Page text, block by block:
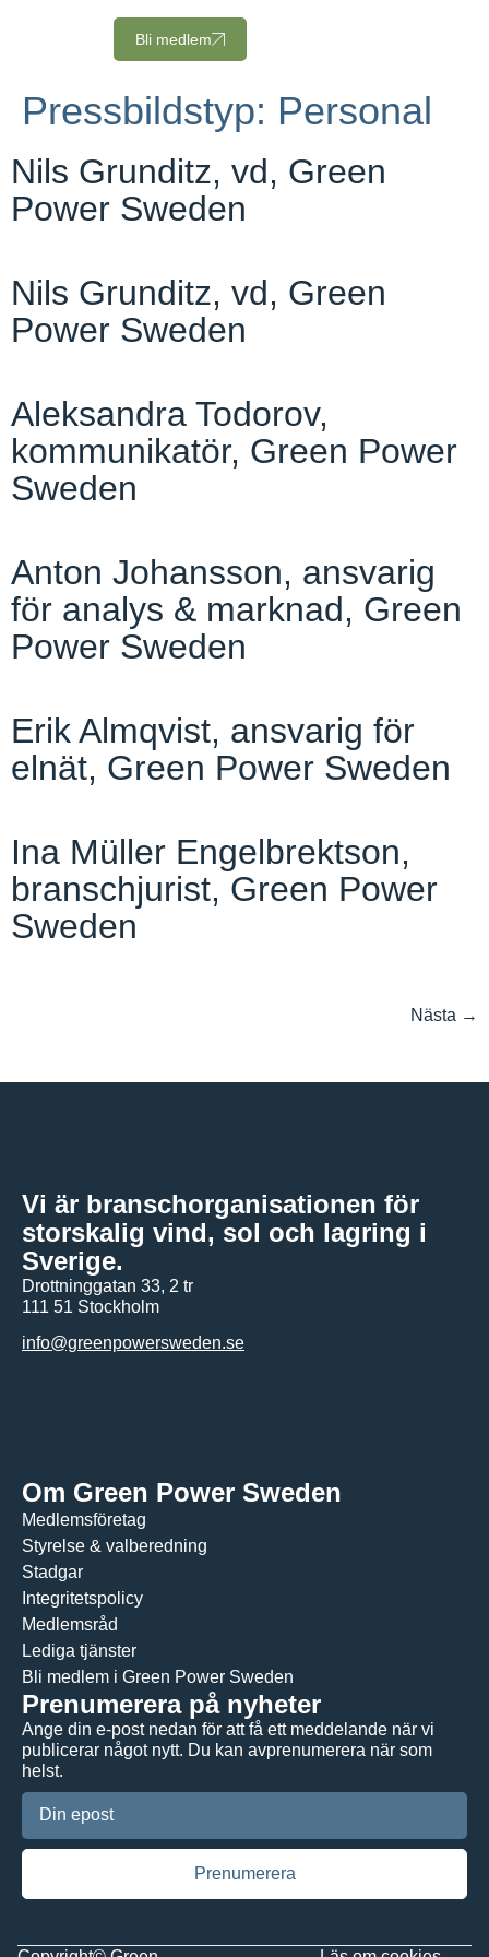
Bli medlem
Pressbildstyp: Personal
Nils Grunditz, vd, Green
Power Sweden
Nils Grunditz, vd, Green
Power Sweden
Aleksandra Todorov,
kommunikatör, Green Power
Sweden
Anton Johansson, ansvarig
för analys & marknad, Green
Power Sweden
Erik Almqvist, ansvarig för
elnät, Green Power Sweden
Ina Müller Engelbrektson,
branschjurist, Green Power
Sweden
Nästa →
Vi är branschorganisationen för
storskalig vind, sol och lagring i
Sverige.
Drottninggatan 33, 2 tr
111 51 Stockholm
info@greenpowersweden.se
Om Green Power Sweden
Medlemsföretag
Styrelse & valberedning
Stadgar
Integritetspolicy
Medlemsråd
Lediga tjänster
Bli medlem i Green Power Sweden
Prenumerera på nyheter
Ange din e-post nedan för att få ett meddelande när vi
publicerar något nytt. Du kan avprenumerera när som
helst.